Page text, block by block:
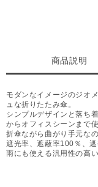
商品説明
モダンなイメージのジオ
ュな折りたたみ傘。
シンプルデザインと落ち
からオフィスシーンまで
折傘ながら曲がり手元な
遮光率、遮蔽率100％、
雨にも使える汎用性の高